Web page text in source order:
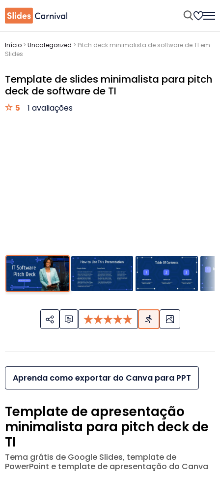
Início > Uncategorized > Pitch deck minimalista de software de TI em
Slides
Template de slides minimalista para pitch
deck de software de TI
5 1 avaliações
Aprenda como exportar do Canva para PPT
Template de apresentação
minimalista para pitch deck de
TI
Tema grátis de Google Slides, template de
PowerPoint e template de apresentação do Canva